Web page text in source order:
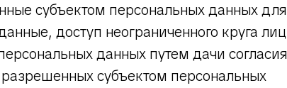
субъектом персональных данных для
доступ неограниченного круга лиц
данных путем дачи согласия
субъектом персональных